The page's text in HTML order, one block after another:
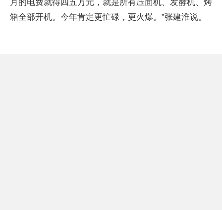
月的电费就得四五万元，就是所有压面机、发酵机、烤
箱全部开机。今年肯定更忙碌，更火爆。”张建淮说。